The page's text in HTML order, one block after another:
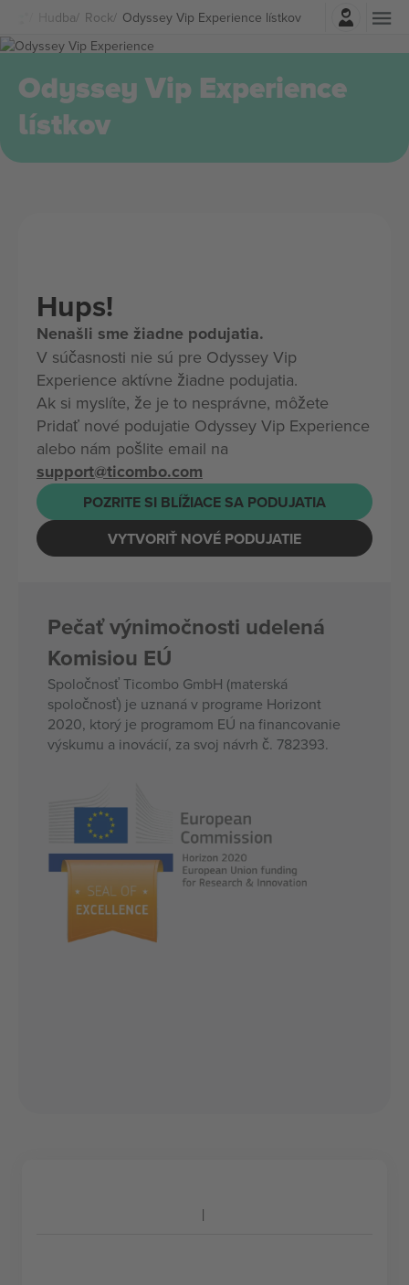
Hudba Rock Odyssey Vip Experience lístkov
Prihlásenie
Odyssey Vip Experience
lístkov
Hups!
Nenašli sme žiadne podujatia.
V súčasnosti nie sú pre Odyssey Vip
Experience aktívne žiadne podujatia.
Ak si myslíte, že je to nesprávne, môžete
Pridať nové podujatie Odyssey Vip Experience
alebo nám pošlite email na
support@ticombo.com
POZRITE SI BLÍŽIACE SA PODUJATIA
VYTVORIŤ NOVÉ PODUJATIE
Pečať výnimočnosti udelená
Komisiou EÚ
Spoločnosť Ticombo GmbH (materská
spoločnosť) je uznaná v programe Horizont
2020, ktorý je programom EÚ na financovanie
výskumu a inovácií, za svoj návrh č. 782393.